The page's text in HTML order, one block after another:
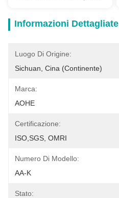
Informazioni Dettagliate
Luogo Di Origine:
Sichuan, Cina (continente)
Marca:
AOHE
Certificazione:
ISO,SGS, OMRI
Numero Di Modello:
AA-K
Stato: